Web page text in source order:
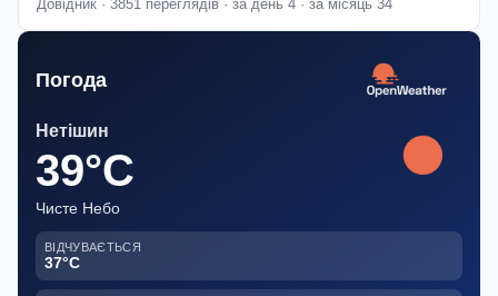
Довідник · 3851 переглядів · за день 4 · за місяць 34
Погода
Нетішин
39°C
Чисте Небо
ВІДЧУВАЄТЬСЯ
37°C